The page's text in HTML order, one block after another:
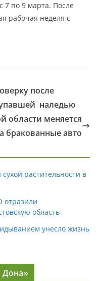
7 по 9 марта. После
рабочая неделя с
после
наледью
области меняется
бракованные авто
растительности в
отразили
область
унесло жизнь
Дона»